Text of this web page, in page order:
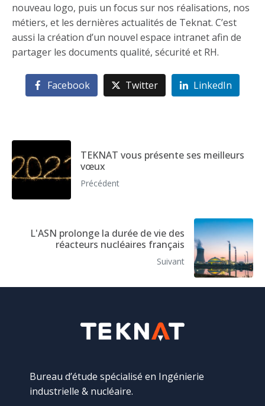
nouveau logo, puis un focus sur nos réalisations, nos
métiers, et les dernières actualités de Teknat. C’est
aussi la création d’un nouvel espace intranet afin de
partager les documents qualité, sécurité et RH.
Facebook Twitter LinkedIn
TEKNAT vous présente ses meilleurs
vœux
Précédent
L'ASN prolonge la durée de vie des
réacteurs nucléaires français
Suivant
Bureau d’étude spécialisé en Ingénierie
industrielle & nucléaire.